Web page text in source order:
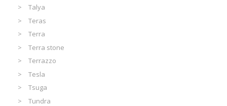
Talya
Teras
Terra
Terra stone
Terrazzo
Tesla
Tsuga
Tundra